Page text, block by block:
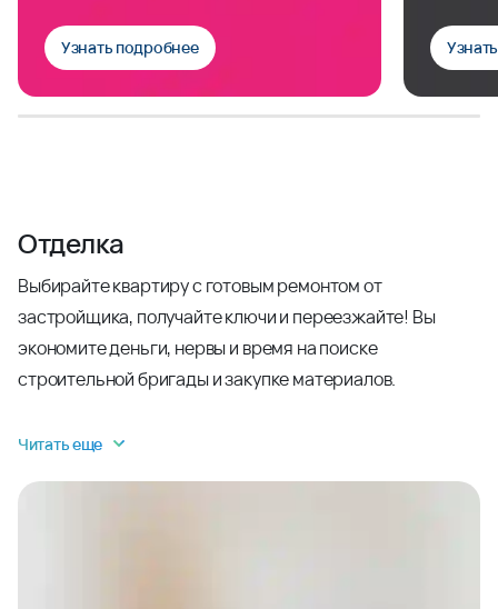
Узнать подробнее
Отделка
Выбирайте квартиру с готовым ремонтом от
застройщика, получайте ключи и переезжайте! Вы
экономите деньги, нервы и время на поиске
строительной бригады и закупке материалов.
Читать еще